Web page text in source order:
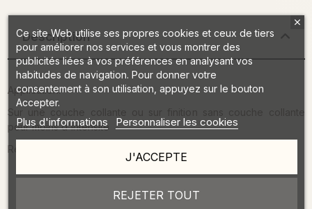
Description
Application:
Sur une couche collante ou sur finition sans couche collante
pour moins d'intensité
Recouvrir de finition pour protéger
Détails du produit
Ce site Web utilise ses propres cookies et ceux de tiers
pour améliorer nos services et vous montrer des
publicités liées à vos préférences en analysant vos
habitudes de navigation. Pour donner votre
consentement à son utilisation, appuyez sur le bouton
Accepter.
Plus d'informations Personnaliser les cookies
REJETER TOUT
J'ACCEPTE